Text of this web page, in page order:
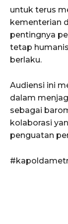
untuk terus
kementerian
pentingnya
tetap
berlaku.
Audiensi ini
dalam
sebagai
kolaborasi
penguatan